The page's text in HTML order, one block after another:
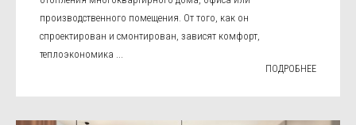
производственного помещения. От того, как он
спроектирован и смонтирован, зависят комфорт,
теплоэкономика ...
ПОДРОБНЕЕ